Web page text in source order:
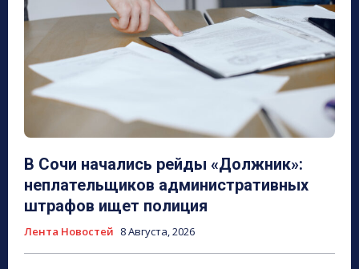
В Сочи начались рейды «Должник»:
неплательщиков административных
штрафов ищет полиция
Лента Новостей 8 Августа, 2026